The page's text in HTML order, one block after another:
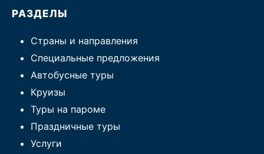
РАЗДЕЛЫ
Страны и направления
Специальные предложения
Автобусные туры
Круизы
Туры на пароме
Праздничные туры
Услуги